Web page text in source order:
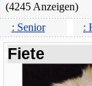
(4245 Anzeigen)
: Senior :
Fiete